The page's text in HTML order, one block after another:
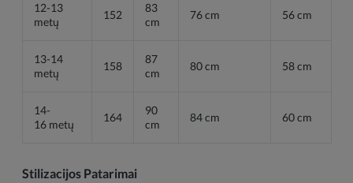
12-13
metų
152
83
cm
76 cm 56 cm
13-14
metų
158
87
cm
80 cm 58 cm
14-
16 metų
164
90
cm
84 cm 60 cm
Stilizacijos Patarimai